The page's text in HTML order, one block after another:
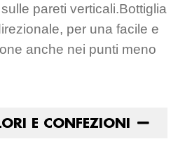
pareti verticali.Bottiglia
per una facile e
anche nei punti meno
E CONFEZIONI